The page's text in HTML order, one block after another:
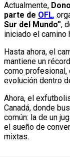
Actualmente,
parte de OFL,
Sur del Mundo”,
iniciado el camino
Hasta ahora, el
mantiene un
como profesional,
evolución dentro
Ahora, el
Canadá, donde
común: la de un
el sueño de
mixtas.